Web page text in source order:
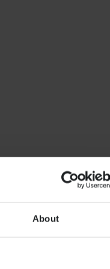
About